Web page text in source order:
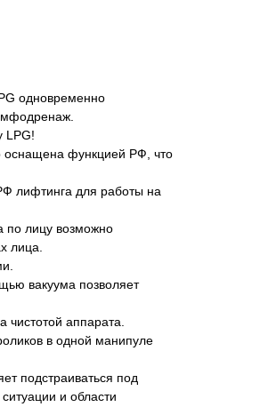
одновременно
LPG!
оснащена функцией РФ, что
лифтинга для работы на
по лицу возможно
лица.
вакуума позволяет
чистотой аппарата.
в одной манипуле
подстраиваться под
и области